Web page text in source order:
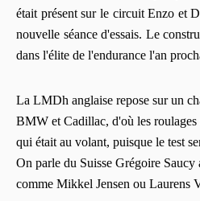
était présent sur le circuit Enzo et
nouvelle séance d'essais. Le
dans l'élite de l'endurance l'an
La LMDh anglaise repose sur un
BMW et Cadillac, d'où les
qui était au volant, puisque le test
On parle du Suisse Grégoire Saucy
comme Mikkel Jensen ou Laurens